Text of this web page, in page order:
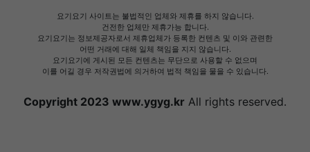
요기요기 사이트는 불법적인 업체와 제휴를 하지 않습니다.
건전한 업체만 제휴가능 합니다.
요기요기는 정보제공자로서 제휴업체가 등록한 컨텐츠 및 이와 관련한
어떤 거래에 대해 일체 책임을 지지 않습니다.
요기요기에 게시된 모든 컨텐츠는 무단으로 사용할 수 없으며
이를 어길 경우 저작권법에 의거하여 법적 책임을 물을 수 있습니다.
Copyright 2023 www.ygyg.kr All rights reserved.